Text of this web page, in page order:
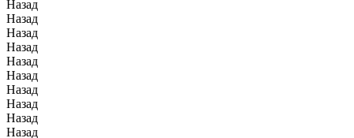
Назад
Назад
Назад
Назад
Назад
Назад
Назад
Назад
Назад
Назад